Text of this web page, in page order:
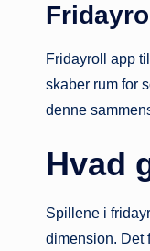
Fridayroll app
skaber rum for
denne
Hvad
Spillene i
dimension. Det